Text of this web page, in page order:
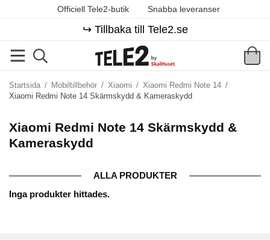
Officiell Tele2-butik Snabba leveranser
↪️ Tillbaka till Tele2.se
Startsida / Mobiltillbehör / Xiaomi / Xiaomi Redmi Note 14 /
Xiaomi Redmi Note 14 Skärmskydd & Kameraskydd
Xiaomi Redmi Note 14 Skärmskydd &
Kameraskydd
ALLA PRODUKTER
Inga produkter hittades.